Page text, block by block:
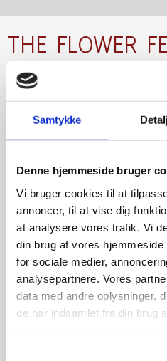
Samtykke
Denne hjemmeside bruger
Vi bruger cookies til at
annoncer, til at vise dig
at analysere vores trafik. Vi
din brug af vores
for sociale medier,
analysepartnere. Vores
data med andre oplysninger,
de har indsamlet fra din brug
THE FLOWER
GENZANO